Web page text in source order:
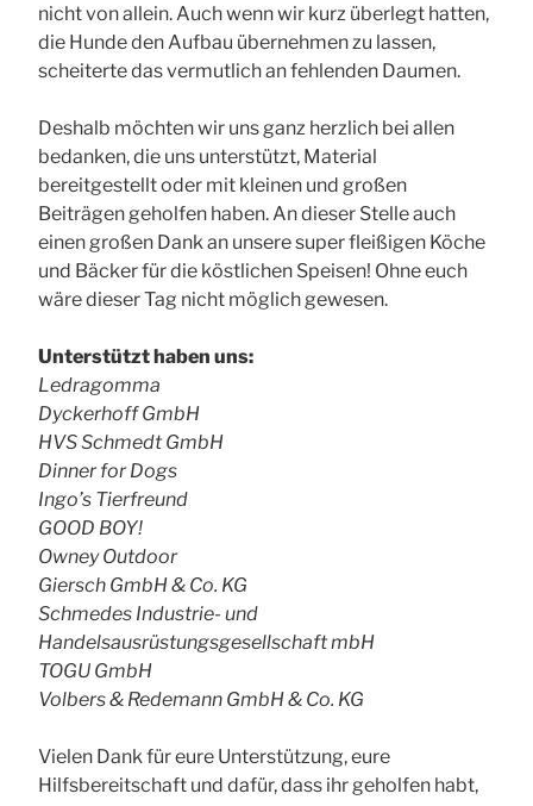
nicht von allein. Auch wenn wir kurz überlegt hatten,
die Hunde den Aufbau übernehmen zu lassen,
scheiterte das vermutlich an fehlenden Daumen.
Deshalb möchten wir uns ganz herzlich bei allen
bedanken, die uns unterstützt, Material
bereitgestellt oder mit kleinen und großen
Beiträgen geholfen haben. An dieser Stelle auch
einen großen Dank an unsere super fleißigen Köche
und Bäcker für die köstlichen Speisen! Ohne euch
wäre dieser Tag nicht möglich gewesen.
Unterstützt haben uns:
Ledragomma
Dyckerhoff GmbH
HVS Schmedt GmbH
Dinner for Dogs
Ingo’s Tierfreund
GOOD BOY!
Owney Outdoor
Giersch GmbH & Co. KG
Schmedes Industrie- und
Handelsausrüstungsgesellschaft mbH
TOGU GmbH
Volbers & Redemann GmbH & Co. KG
Vielen Dank für eure Unterstützung, eure
Hilfsbereitschaft und dafür, dass ihr geholfen habt,